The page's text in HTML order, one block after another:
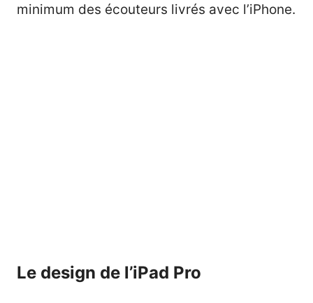
minimum des écouteurs livrés avec l’iPhone.
Le design de l’iPad Pro